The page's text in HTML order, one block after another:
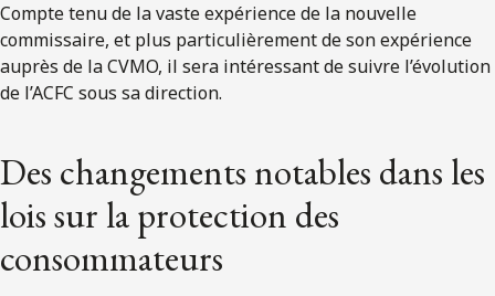
Compte tenu de la vaste expérience de la nouvelle
commissaire, et plus particulièrement de son expérience
auprès de la CVMO, il sera intéressant de suivre l’évolution
de l’ACFC sous sa direction.
Des changements notables dans les
lois sur la protection des
consommateurs